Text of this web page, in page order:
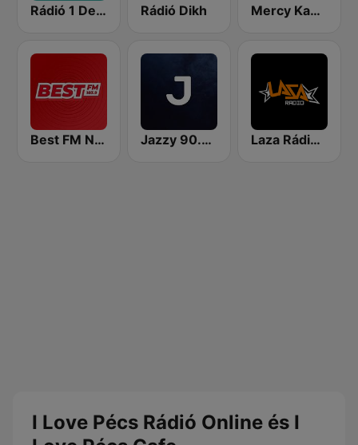
Rádió 1 Debrecen Rádió Dikh Mercy Kabaré
Best FM Nyíregyháza Jazzy 90.9 FM Laza Rádió - Mulatós Csatorna
I Love Pécs Rádió Online és I